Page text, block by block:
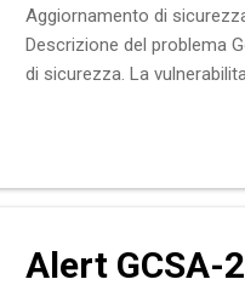
Aggiornamento di
Descrizione del problema
di sicurezza. La
"aggiornamento
Alert GCSA-